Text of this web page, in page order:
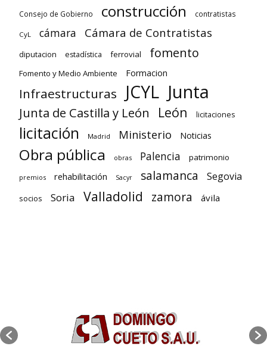
Consejo de Gobierno construcción contratistas
CyL cámara Cámara de Contratistas
diputacion estadística ferrovial fomento
Fomento y Medio Ambiente Formacion
Infraestructuras JCYL Junta
Junta de Castilla y León León licitaciones
licitación Madrid Ministerio Noticias
Obra pública obras Palencia patrimonio
premios rehabilitación Sacyr salamanca Segovia
socios Soria Valladolid zamora ávila